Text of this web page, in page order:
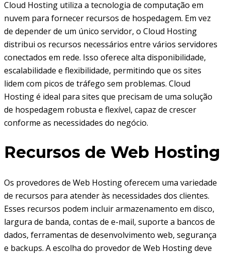
Cloud Hosting utiliza a tecnologia de computação em
nuvem para fornecer recursos de hospedagem. Em vez
de depender de um único servidor, o Cloud Hosting
distribui os recursos necessários entre vários servidores
conectados em rede. Isso oferece alta disponibilidade,
escalabilidade e flexibilidade, permitindo que os sites
lidem com picos de tráfego sem problemas. Cloud
Hosting é ideal para sites que precisam de uma solução
de hospedagem robusta e flexível, capaz de crescer
conforme as necessidades do negócio.
Recursos de Web Hosting
Os provedores de Web Hosting oferecem uma variedade
de recursos para atender às necessidades dos clientes.
Esses recursos podem incluir armazenamento em disco,
largura de banda, contas de e-mail, suporte a bancos de
dados, ferramentas de desenvolvimento web, segurança
e backups. A escolha do provedor de Web Hosting deve